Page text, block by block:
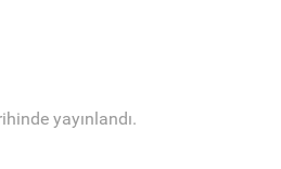
yayınlandı.